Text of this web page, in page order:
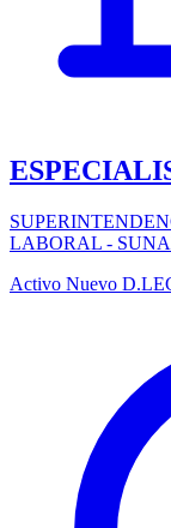
LABORAL -
Activo Nuevo